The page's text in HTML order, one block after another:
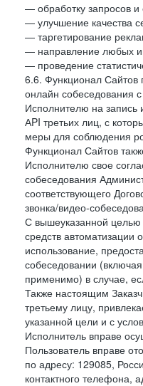
— обработку запросов
— улучшение качества
— таргетирование
— направление любых
— проведение
6.6. Функционал Сайтов
онлайн собеседования
Исполнителю на запись
АPI третьих лиц, с
меры для соблюдения
Функционал Сайтов
Исполнителю свое
собеседования
соответствующего
звонка/видео-
С вышеуказанной целью
средств автоматизации
использование,
собеседовании
применимо) в случае,
Также настоящим
третьему лицу,
указанной цели и с
Исполнитель вправе
Пользователь вправе
по адресу: 129085,
контактного телефона,